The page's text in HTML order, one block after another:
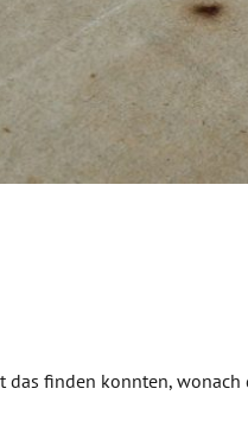
das finden konnten,